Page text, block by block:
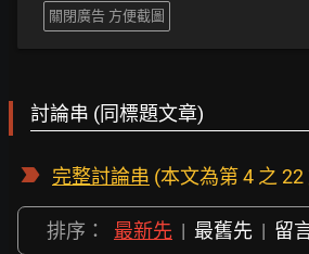
關閉廣告 方便截圖
討論串 (同標題文章)
完整討論串 (本文為第 4 之 22
排序： 最新先 | 最舊先 | 留